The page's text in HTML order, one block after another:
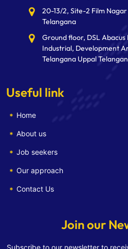
20-13/2, Site-2 Film
Telangana
Ground floor, DSL Abacus
Industrial, Development
Telangana Uppal
Useful link
Home
About us
Job seekers
Our approach
Contact Us
Join our
Subscribe to our newsletter to